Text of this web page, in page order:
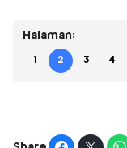
Halaman:
1 2 3 4